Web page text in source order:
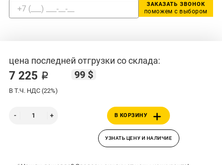
ЗАКАЗАТЬ ЗВОНОК
поможем с выбором
цена последней отгрузки со склада:
7 225 ₽ 99 $
В Т.Ч. НДС (22%)
В КОРЗИНУ
УЗНАТЬ ЦЕНУ И НАЛИЧИЕ